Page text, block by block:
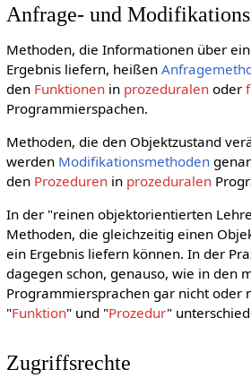
Anfrage- und
Methoden, die Informationen über
Ergebnis liefern, heißen
den Funktionenin prozeduralenoder
Programmierspachen.
Methoden, die den Objektzustand
werden Modifikationsmethoden
den Prozedurenin prozeduralen
In der "reinen objektorientierten
Methoden, die gleichzeitig einen
ein Ergebnis liefern können. In der
dagegen schon, genauso, wie in den
Programmiersprachen gar nicht oder
"Funktion" und "Prozedur"
Zugriffsrechte